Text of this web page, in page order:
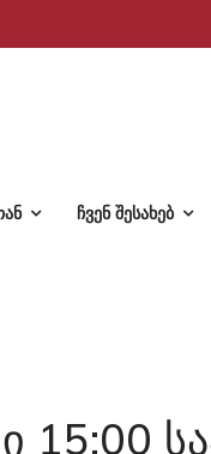
ჩვენ შესახებ
15:00